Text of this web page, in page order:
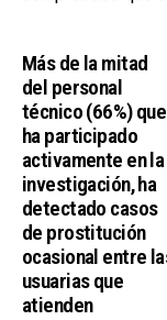
Más de la mitad
del personal
técnico (66%) que
ha participado
activamente en la
investigación, ha
detectado casos
de prostitución
ocasional entre
usuarias que
atienden